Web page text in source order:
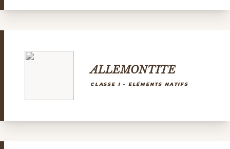
ALLEMONTITE
CLASSE I - ELÉMENTS NATIFS